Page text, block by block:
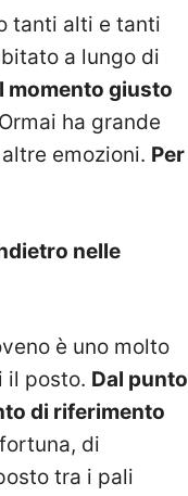
tanti alti e tanti
a lungo di
momento giusto
ha grande
emozioni. Per
nelle
è uno molto
il posto. Dal punto
di riferimento
di
tra i pali